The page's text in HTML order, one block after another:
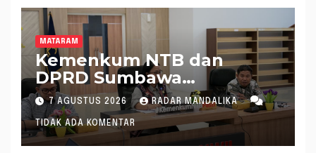
MATARAM
Kemenkum NTB dan
DPRD Sumbawa
Mantapkan Rencana
Pembentukan 8 Raperda
Inisiatif
7 AGUSTUS 2026 RADAR MANDALIKA
TIDAK ADA KOMENTAR